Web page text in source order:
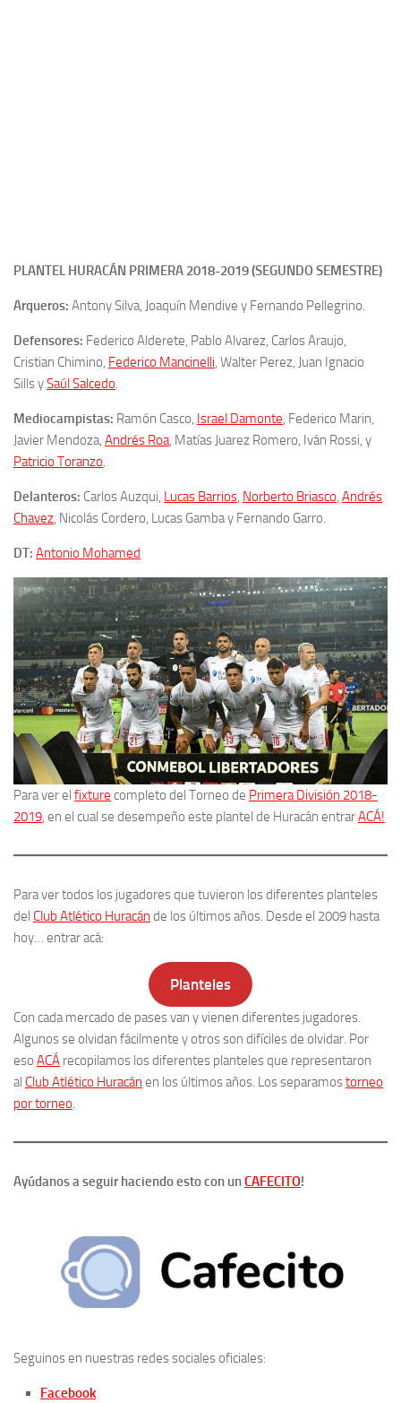
PLANTEL HURACÁN PRIMERA 2018-2019 (SEGUNDO SEMESTRE)
Arqueros: Antony Silva, Joaquín Mendive y Fernando Pellegrino.
Defensores: Federico Alderete, Pablo Alvarez, Carlos Araujo,
Cristian Chimino, Federico Mancinelli, Walter Perez, Juan Ignacio
Sills ySaúl Salcedo.
Mediocampistas: Ramón Casco, Israel Damonte, Federico Marin,
Javier Mendoza, Andrés Roa, Matías Juarez Romero, Iván Rossi, y
Patricio Toranzo.
Delanteros: Carlos Auzqui, Lucas Barrios, Norberto Briasco, Andrés
Chavez, Nicolás Cordero, Lucas Gamba y Fernando Garro.
DT: Antonio Mohamed
Para ver el fixture completo del Torneo de Primera División 2018-
2019, en el cual se desempeño este plantel de Huracán entrarACÁ!
Para ver todos los jugadores que tuvieron los diferentes planteles
del Club Atlético Huracán de los últimos años. Desde el 2009 hasta
hoy… entrar acá:
Planteles
Con cada mercado de pases van y vienen diferentes jugadores.
Algunos se olvidan fácilmente y otros son difíciles de olvidar. Por
eso ACÁ recopilamos los diferentes planteles que representaron
al Club Atlético Huracán en los últimos años. Los separamostorneo
por torneo.
Ayúdanos a seguir haciendo esto con unCAFECITO!
Seguinos en nuestras redes sociales oficiales:
Facebook